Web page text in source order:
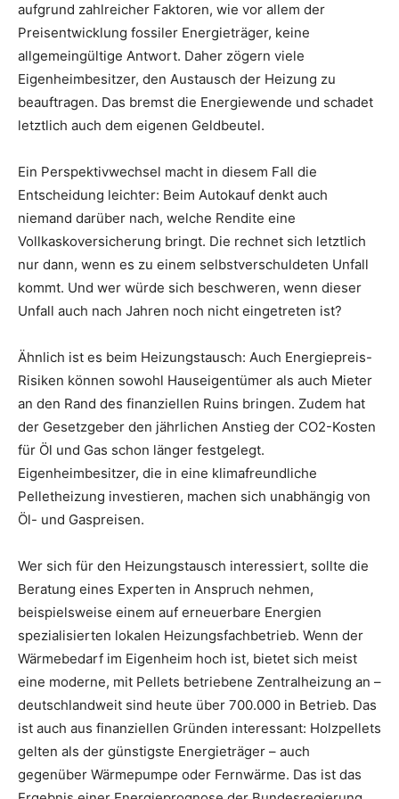
aufgrund zahlreicher Faktoren, wie vor allem der
Preisentwicklung fossiler Energieträger, keine
allgemeingültige Antwort. Daher zögern viele
Eigenheimbesitzer, den Austausch der Heizung zu
beauftragen. Das bremst die Energiewende und schadet
letztlich auch dem eigenen Geldbeutel.
Ein Perspektivwechsel macht in diesem Fall die
Entscheidung leichter: Beim Autokauf denkt auch
niemand darüber nach, welche Rendite eine
Vollkaskoversicherung bringt. Die rechnet sich letztlich
nur dann, wenn es zu einem selbstverschuldeten Unfall
kommt. Und wer würde sich beschweren, wenn dieser
Unfall auch nach Jahren noch nicht eingetreten ist?
Ähnlich ist es beim Heizungstausch: Auch Energiepreis-
Risiken können sowohl Hauseigentümer als auch Mieter
an den Rand des finanziellen Ruins bringen. Zudem hat
der Gesetzgeber den jährlichen Anstieg der CO2-Kosten
für Öl und Gas schon länger festgelegt.
Eigenheimbesitzer, die in eine klimafreundliche
Pelletheizung investieren, machen sich unabhängig von
Öl- und Gaspreisen.
Wer sich für den Heizungstausch interessiert, sollte die
Beratung eines Experten in Anspruch nehmen,
beispielsweise einem auf erneuerbare Energien
spezialisierten lokalen Heizungsfachbetrieb. Wenn der
Wärmebedarf im Eigenheim hoch ist, bietet sich meist
eine moderne, mit Pellets betriebene Zentralheizung an –
deutschlandweit sind heute über 700.000 in Betrieb. Das
ist auch aus finanziellen Gründen interessant: Holzpellets
gelten als der günstigste Energieträger – auch
gegenüber Wärmepumpe oder Fernwärme. Das ist das